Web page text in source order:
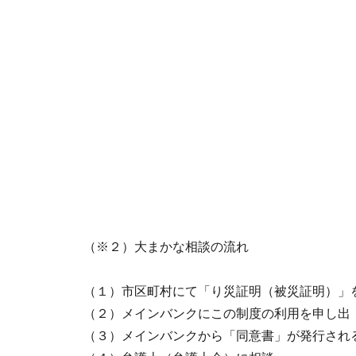
（※２）大まかな相談の流れ
（１）市区町村にて「り災証明（被災証明）」
（２）メインバンクにこの制度の利用を申し出
（３）メインバンクから「同意書」が発行され